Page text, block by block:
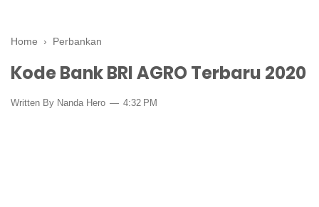
Home › Perbankan
Kode Bank BRI AGRO Terbaru 2020
Written By Nanda Hero 4:32 PM